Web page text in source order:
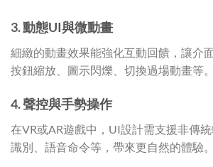
3. 動態UI與微動畫
細緻的動畫效果能強化互動回饋，讓介
按鈕縮放、圖示閃爍、切換過場動畫等。
4. 聲控與手勢操作
在VR或AR遊戲中，UI設計需支援非傳
識別、語音命令等，帶來更自然的體驗。